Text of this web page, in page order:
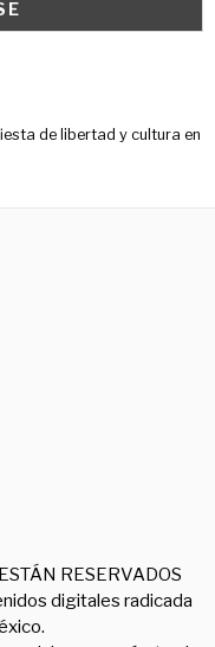
de libertad y cultura en
RESERVADOS
digitales radicada